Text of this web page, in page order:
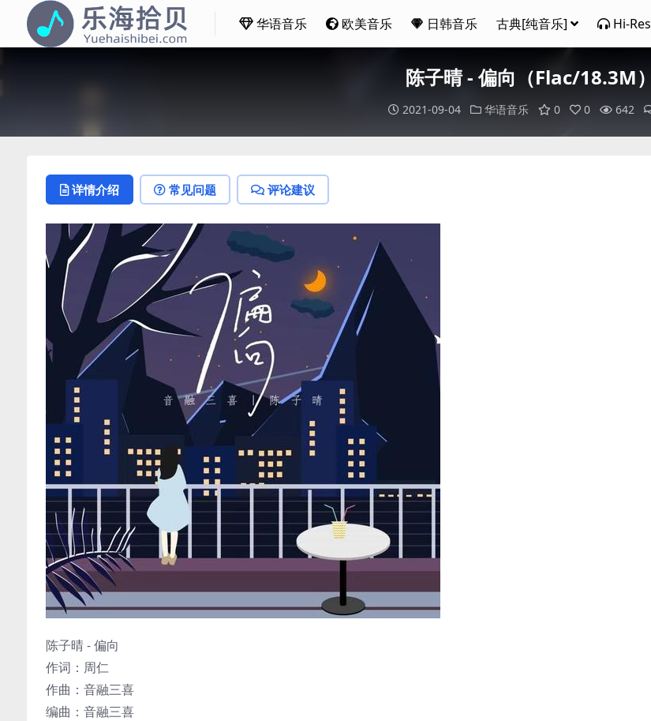
华语音乐 欧美音乐 日韩音乐 古典[纯音乐] Hi-Res
陈子晴 - 偏向（Flac/18.3M）
2021-09-04 华语音乐 0 0 642
详情介绍 常见问题 评论建议
陈子晴 - 偏向
作词：周仁
作曲：音融三喜
编曲：音融三喜